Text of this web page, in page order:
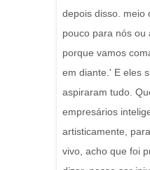
depois disso. meio
pouco para nós ou
porque vamos
em diante.' E eles
aspiraram tudo.
empresários
artisticamente,
vivo, acho que foi